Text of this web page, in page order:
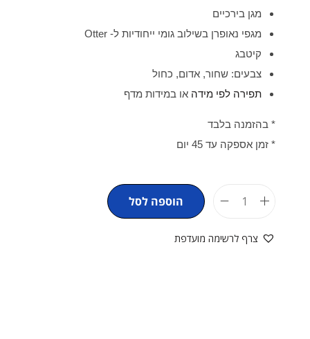
מגן בירכיים
מגפי נאופרן בשילוב גומי ייחודיות ל- Otter
קיטבג
צבעים: שחור, אדום, כחול
תפירה לפי מידהאו במידות מדף
* בהזמנה בלבד
* זמן אספקה עד 45 יום
הוספה לסל
צרף לרשימה מועדפת